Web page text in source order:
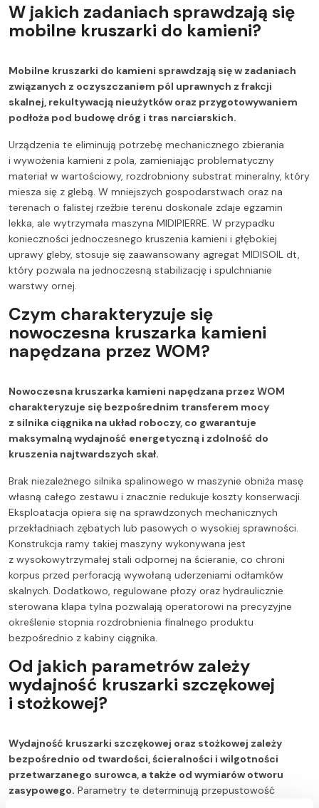
W jakich zadaniach sprawdzają się
mobilne kruszarki do kamieni?
Mobilne kruszarki do kamieni sprawdzają się w zadaniach
związanych z oczyszczaniem pól uprawnych z frakcji
skalnej, rekultywacją nieużytków oraz przygotowywaniem
podłoża pod budowę dróg i tras narciarskich.
Urządzenia te eliminują potrzebę mechanicznego zbierania
i wywożenia kamieni z pola, zamieniając problematyczny
materiał w wartościowy, rozdrobniony substrat mineralny, który
miesza się z glebą. W mniejszych gospodarstwach oraz na
terenach o falistej rzeźbie terenu doskonale zdaje egzamin
lekka, ale wytrzymała maszyna MIDIPIERRE. W przypadku
konieczności jednoczesnego kruszenia kamieni i głębokiej
uprawy gleby, stosuje się zaawansowany agregat MIDISOIL dt,
który pozwala na jednoczesną stabilizację i spulchnianie
warstwy ornej.
Czym charakteryzuje się
nowoczesna kruszarka kamieni
napędzana przez WOM?
Nowoczesna kruszarka kamieni napędzana przez WOM
charakteryzuje się bezpośrednim transferem mocy
z silnika ciągnika na układ roboczy, co gwarantuje
maksymalną wydajność energetyczną i zdolność do
kruszenia najtwardszych skał.
Brak niezależnego silnika spalinowego w maszynie obniża masę
własną całego zestawu i znacznie redukuje koszty konserwacji.
Eksploatacja opiera się na sprawdzonych mechanicznych
przekładniach zębatych lub pasowych o wysokiej sprawności.
Konstrukcja ramy takiej maszyny wykonywana jest
z wysokowytrzymałej stali odpornej na ścieranie, co chroni
korpus przed perforacją wywołaną uderzeniami odłamków
skalnych. Dodatkowo, regulowane płozy oraz hydraulicznie
sterowana klapa tylna pozwalają operatorowi na precyzyjne
określenie stopnia rozdrobnienia finalnego produktu
bezpośrednio z kabiny ciągnika.
Od jakich parametrów zależy
wydajność kruszarki szczękowej
i stożkowej?
Wydajność kruszarki szczękowej oraz stożkowej zależy
bezpośrednio od twardości, ścieralności i wilgotności
przetwarzanego surowca, a także od wymiarów otworu
zasypowego. Parametry te determinują przepustowość